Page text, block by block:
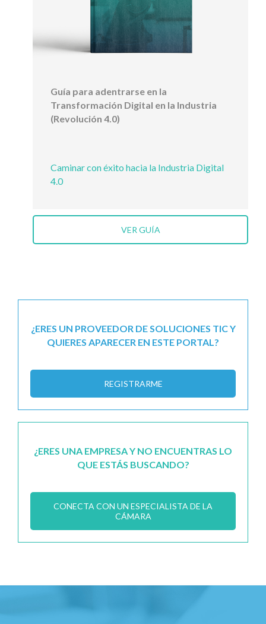
Guía para adentrarse en la
Transformación Digital en la Industria
(Revolución 4.0)
Caminar con éxito hacia la Industria Digital
4.0
VER GUÍA
¿ERES UN PROVEEDOR DE SOLUCIONES TIC Y
QUIERES APARECER EN ESTE PORTAL?
REGISTRARME
¿ERES UNA EMPRESA Y NO ENCUENTRAS LO
QUE ESTÁS BUSCANDO?
CONECTA CON UN ESPECIALISTA DE LA
CÁMARA